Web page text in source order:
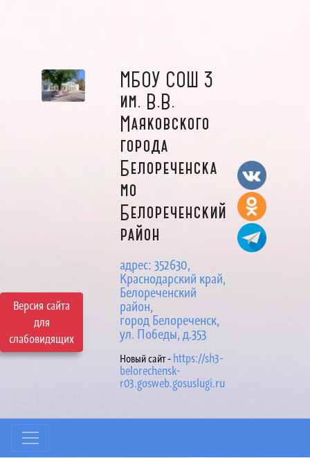
Версия сайта
для
слабовидящих
МБОУ СОШ 3
им. В.В.
Маяковского
города
Белореченска
мо
Белореченский
район
адрес: 352630,
Краснодарский край,
Белореченский
район,
город Белореченск,
ул. Победы, д.353
Новый сайт - https://sh3-
belorechensk-
r03.gosweb.gosuslugi.ru